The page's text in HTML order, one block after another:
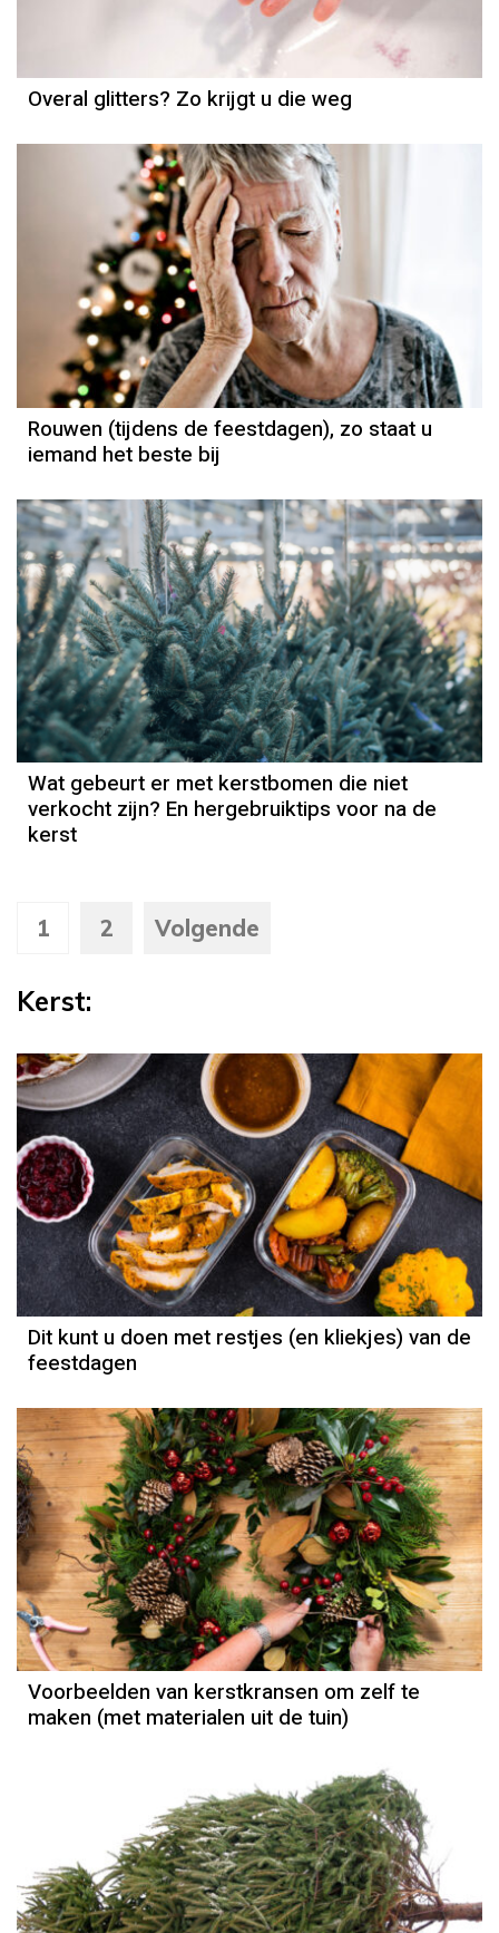
Overal glitters? Zo krijgt u die weg
Rouwen (tijdens de feestdagen), zo staat u
iemand het beste bij
Wat gebeurt er met kerstbomen die niet
verkocht zijn? En hergebruiktips voor na de
kerst
1 2 Volgende
Kerst:
Dit kunt u doen met restjes (en kliekjes) van de
feestdagen
Voorbeelden van kerstkransen om zelf te
maken (met materialen uit de tuin)